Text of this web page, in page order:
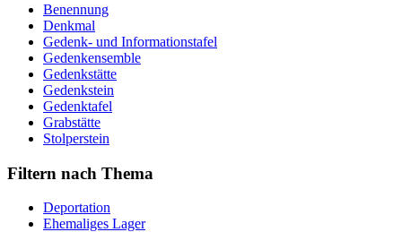
Benennung
Denkmal
Gedenk- und Informationstafel
Gedenkensemble
Gedenkstätte
Gedenkstein
Gedenktafel
Grabstätte
Stolperstein
Filtern nach Thema
Deportation
Ehemaliges Lager